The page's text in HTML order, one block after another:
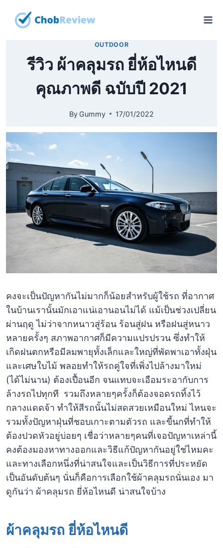
OUTDOOR
รีวิว ผ้าคลุมรถ ยี่ห้อไหนดี
คุณภาพดี ฉบับปี 2021
By Gummy 17/01/2022
คงจะเป็นปัญหากันไม่มากก็น้อยสำหรับผู้ใช้รถ ที่อากาศ
ในบ้านเรานั้นมักเอาแน่เอานอนไม่ได้ แม้เป็นช่วงเปลี่ยน
ผ่านฤดู ไม่ว่าจากหนาวสู่ร้อน ร้อนสู่ฝน หรือฝนสู่หนาว
หลายครั้งๆ สภาพอากาศก็มีความแปรปรวน ซึ่งทำให้
เกิดฝนตกหรือมีลมพายุทั้งเล็กและใหญ่ที่พัดพาเอาทั้งฝุ่น
และเศษใบไม้ พลอยทำให้รถคู่ใจที่เพิ่งไปล้างมาใหม่
(ได้ไม่นาน) ต้องเปื้อนอีก จนแทบจะเอือมระอากับการ
ล้างรถไปทุกที รวมถึงหลายๆครั้งก็ต้องจอดรถทิ้งไว้
กลางแดดจ้า ทำให้สีรถนั้นไม่สดสวยเหมือนใหม่ ไหนจะ
รวมทั้งปัญหาฝุ่นที่ชอบเกาะตามตัวรถ และขี้นกที่ทำให้
ต้องปวดหัวอยู่บ่อยๆ เชื่อว่าหลายๆคนที่เจอปัญหาเหล่านี้
คงต้องมองหาทางออกและวิธีแก้ปัญหากันอยู่ใช่ไหมคะ
และทางเลือกหนึ่งที่น่าสนใจและเป็นวิธีการที่ประหยัด
เป็นอันดับต้นๆ นั่นก็คือการเลือกใช้ผ้าคลุมรถนั่นเอง มา
ดูกันว่า ผ้าคลุมรถ ยี่ห้อไหนดี น่าสนใจบ้าง
ผ้าคลุมรถ ยี่ห้อไหนดี